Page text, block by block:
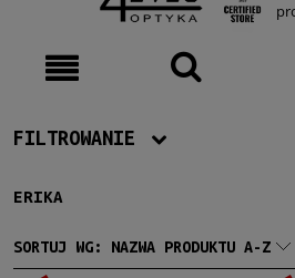
FILTROWANIE
Producent
Ray-Ban (20)
ERIKA
SORTUJ WG: NAZWA PRODUKTU A-Z